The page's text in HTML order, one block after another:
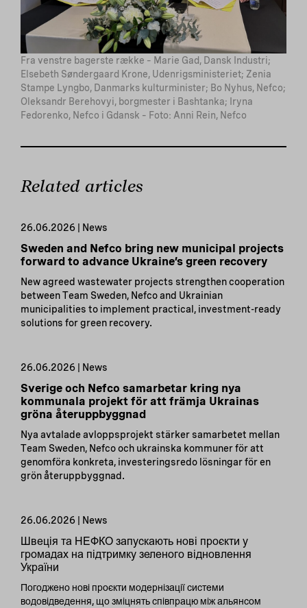
Fra venstre bagerste række – Marie Gad, Dansk Industri;
Elsebeth Søndergaard Krone, Udenrigsministeriet; Zenia
Stampe Lyngbo, Danmarks kulturminister; Bo Nyhus, Nefco;
Oleksandr Berehovyi, borgmester i Bashtanka; Iryna
Fedorenko, Nefco i Gdansk – Foto: Anni Rein, Nefco
Related articles
26.06.2026 | News
Sweden and Nefco bring new municipal projects
forward to advance Ukraine’s green recovery
New agreed wastewater projects strengthen cooperation
between Team Sweden, Nefco and Ukrainian
municipalities to implement practical, investment-ready
solutions for green recovery.
26.06.2026 | News
Sverige och Nefco samarbetar kring nya
kommunala projekt för att främja Ukrainas
gröna återuppbyggnad
Nya avtalade avloppsprojekt stärker samarbetet mellan
Team Sweden, Nefco och ukrainska kommuner för att
genomföra konkreta, investeringsredo lösningar för en
grön återuppbyggnad.
26.06.2026 | News
Швеція та НЕФКО запускають нові проєкти у
громадах на підтримку зеленого відновлення
України
Погоджено нові проєкти модернізації системи
водовідведення, що зміцнять співпрацю між альянсом